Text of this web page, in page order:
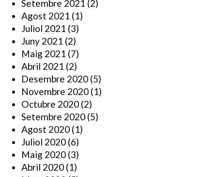
Setembre 2021 (2)
Agost 2021 (1)
Juliol 2021 (3)
Juny 2021 (2)
Maig 2021 (7)
Abril 2021 (2)
Desembre 2020 (5)
Novembre 2020 (1)
Octubre 2020 (2)
Setembre 2020 (5)
Agost 2020 (1)
Juliol 2020 (6)
Maig 2020 (3)
Abril 2020 (1)